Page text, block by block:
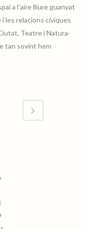
Teatro-Municipal-de-Santa-
a l’aire lliure guanyat
les relacions cíviques
Teatre i Natura-
tan sovint hem